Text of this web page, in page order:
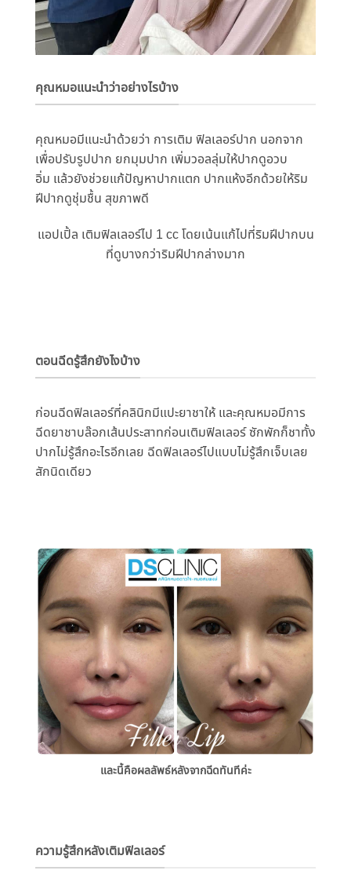
คุณหมอแนะนำว่าอย่างไรบ้าง
คุณหมอมีแนะนำด้วยว่า การเติม ฟิลเลอร์ปาก นอกจาก
เพื่อปรับรูปปาก ยกมุมปาก เพิ่มวอลลุ่มให้ปากดูอวบ
อิ่ม แล้วยังช่วยแก้ปัญหาปากแตก ปากแห้งอีกด้วยให้ริม
ฝีปากดูชุ่มชื้น สุขภาพดี
แอปเปิ้ล เติมฟิลเลอร์ไป 1 cc โดยเน้นแก้ไปที่ริมฝีปากบน
ที่ดูบางกว่าริมฝีปากล่างมาก
ตอนฉีดรู้สึกยังไงบ้าง
ก่อนฉีดฟิลเลอร์ที่คลินิกมีแปะยาชาให้ และคุณหมอมีการ
ฉีดยาชาบล๊อกเส้นประสาทก่อนเติมฟิลเลอร์ ซักพักก็ชาทั้ง
ปากไม่รู้สึกอะไรอีกเลย ฉีดฟิลเลอร์ไปแบบไม่รู้สึกเจ็บเลย
สักนิดเดียว
และนี้คือผลลัพธ์หลังจากฉีดทันทีค่ะ
ความรู้สึกหลังเติมฟิลเลอร์